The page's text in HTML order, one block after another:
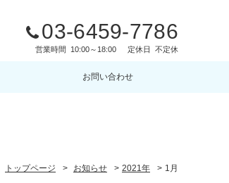
03-6459-7786
営業時間 10:00～18:00 定休日 不定休
お問い合わせ
トップページ > お知らせ > 2021年 > 1月